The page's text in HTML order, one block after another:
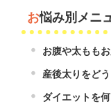
お悩み別メニ
お腹や太もも
産後太りをど
ダイエットを